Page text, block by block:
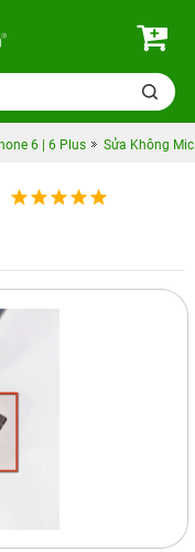
6 | 6 Plus Sửa Không